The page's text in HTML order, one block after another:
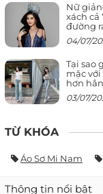
Nữ
xách cả
đường
04/07/
Tại sao
mặc
hơn hẳn
03/07/
TỪ KHÓA
Áo Sơ Mi Nam
Thông tin nổi bật